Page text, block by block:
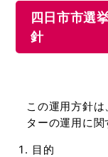
四日市市選
針
この運用方針
ターの運用に関
目的